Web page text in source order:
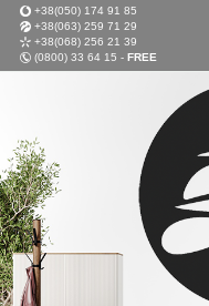
+38(050) 174 91 85
+38(063) 259 71 29
+38(068) 256 21 39
(0800) 33 64 15 - FREE